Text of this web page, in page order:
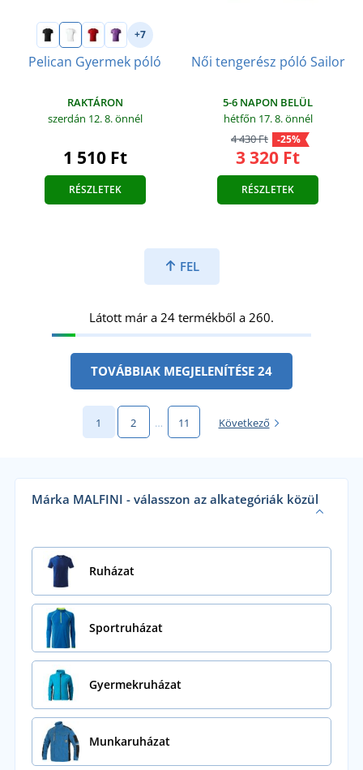
+7
Pelican Gyermek póló
RAKTÁRON
szerdán 12. 8.önnél
1 510 Ft
RÉSZLETEK
Női tengerész póló Sailor
5-6 NAPON BELÜL
hétfőn 17. 8.önnél
4 430 Ft
-25%
3 320 Ft
RÉSZLETEK
FEL
Látott már a 24 termékből a 260.
TOVÁBBIAK MEGJELENÍTÉSE 24
1 2 … 11 Következő
Márka MALFINI - válasszon az alkategóriák közül
Ruházat
Sportruházat
Gyermekruházat
Munkaruházat